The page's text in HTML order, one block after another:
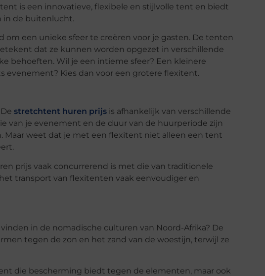
is een innovatieve, flexibele en stijlvolle tent en biedt
in de buitenlucht.
een unieke sfeer te creëren voor je gasten. De tenten
dat ze kunnen worden opgezet in verschillende
behoeften. Wil je een intieme sfeer? Een kleinere
evenement? Kies dan voor een grotere flexitent.
stretchtent huren prijs is afhankelijk van verschillende
van je evenement en de duur van de huurperiode zijn
Maar weet dat je met een flexitent niet alleen een tent
prijs vaak concurrerend is met die van traditionele
transport van flexitenten vaak eenvoudiger en
in de nomadische culturen van Noord-Afrika? De
tegen de zon en het zand van de woestijn, terwijl ze
die bescherming biedt tegen de elementen, maar ook